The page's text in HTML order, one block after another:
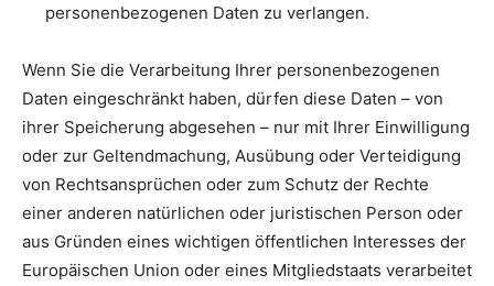
personenbezogenen Daten zu verlangen.
Wenn Sie die Verarbeitung Ihrer personenbezogenen
Daten eingeschränkt haben, dürfen diese Daten – von
ihrer Speicherung abgesehen – nur mit Ihrer Einwilligung
oder zur Geltendmachung, Ausübung oder Verteidigung
von Rechtsansprüchen oder zum Schutz der Rechte
einer anderen natürlichen oder juristischen Person oder
aus Gründen eines wichtigen öffentlichen Interesses der
Europäischen Union oder eines Mitgliedstaats verarbeitet